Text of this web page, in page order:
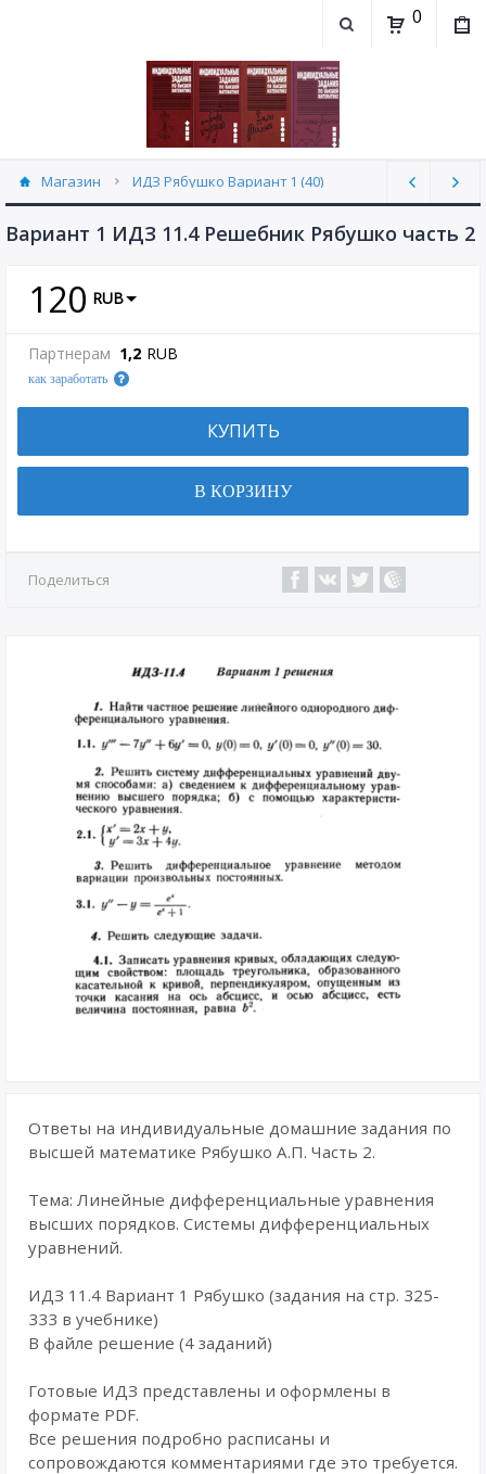
0
Магазин ИДЗ Рябушко Вариант 1 (40)
Вариант 1 ИДЗ 11.4 Решебник Рябушко часть 2
120 RUB
Партнерам 1,2 RUB
как заработать
КУПИТЬ
В КОРЗИНУ
Поделиться
Ответы на индивидуальные домашние задания по
высшей математике Рябушко А.П. Часть 2.
Тема: Линейные дифференциальные уравнения
высших порядков. Системы дифференциальных
уравнений.
ИДЗ 11.4 Вариант 1 Рябушко (задания на стр. 325-
333 в учебнике)
В файле решение (4 заданий)
Готовые ИДЗ представлены и оформлены в
формате PDF.
Все решения подробно расписаны и
сопровождаются комментариями где это требуется.